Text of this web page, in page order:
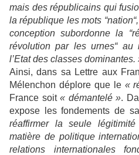
mais des républicains qui
la république les mots
conception subordonne la
révolution par les urnes“ au
l’Etat des classes dominantes.
Ainsi, dans sa Lettre aux
Mélenchon déplore que le «
France soit « démantelé ».
expose les fondements de
réaffirmer la seule
matière de politique
relations internationales